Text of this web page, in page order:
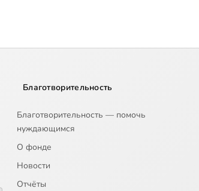
Благотворительность
Благотворительность — помочь
нуждающимся
О фонде
Новости
Отчёты